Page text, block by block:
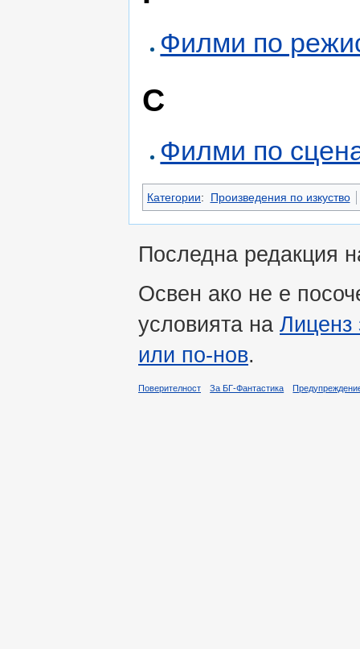
Филми по
С
Филми по
Категории: Произведения по изкуство
Последна редакция
Освен ако не е
условията на Лиценз
или по-нов.
Поверителност За БГ-Фантастика